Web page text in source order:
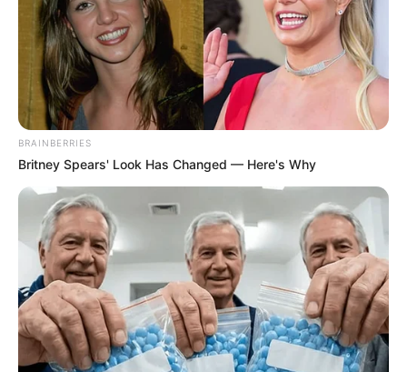
Τα βασικά σημεία της είδησης
Υπαστυνόμος της Διεύθυνσης Μεταγωγών
ακινητοποιήθηκε από την Ομάδα ΔΙ.ΑΣ. στη
Λεωφόρο Βουλιαγμένης το βράδυ της Πέμπτης.
Αφορμή για τον έλεγχο στάθηκε το γεγονός ότι
οδηγούσε μοτοσικλέτα η οποία δεν έφερε
Στην κατοχή του εντοπίστηκε βαρύς οπλισμός,
πυρομαχικά και το ποσό των 8.000 ευρώ.
Η Διεύθυνση Εσωτερικών Υποθέσεων ανέλαβε
άμεσα την προανάκριση και τη διερεύνηση της
υπόθεσης.
Εξετάζεται σοβαρά το ενδεχόμενο συμμετοχής
του συλληφθέντος σε εγκληματική οργάνωση
BRAINBERRIES
Britney Spears' Look Has Changed — Here's Why